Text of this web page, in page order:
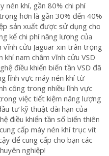
nén khí, gần 80% chi phí
hơn là gần 30% đến 40%
sản xuất được sử dụng cho
kể chi phí năng lượng của
cửu Jaguar xin trân trọng
nam châm vĩnh cửu VSD
điều khiển biến tần VSD đã
lĩnh vực máy nén khí từ
công trong nhiều lĩnh vực
việc tiết kiệm năng lượng
tư kỹ thuật dài hạn của
điều khiển tần số biến thiên
cấp máy nén khí trục vít
để cung cấp cho bạn các
nghiệp!